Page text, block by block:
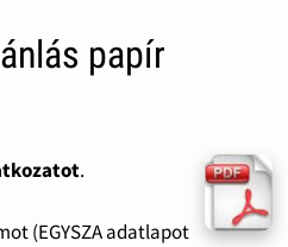
papír
.
(EGYSZA adatlapot